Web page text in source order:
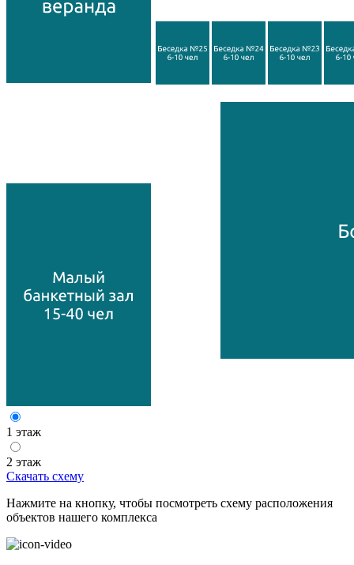
1 этаж
2 этаж
Скачать схему
Нажмите на кнопку, чтобы посмотреть схему расположения
объектов нашего комплекса